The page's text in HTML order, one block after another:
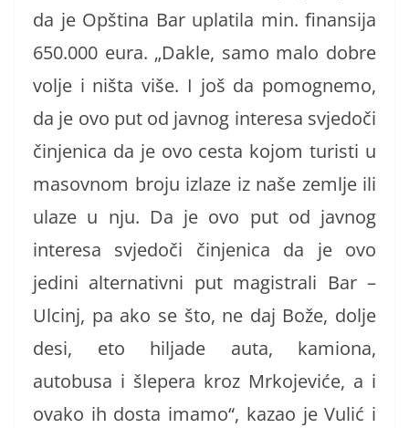
da je Opština Bar uplatila min. finansija
650.000 eura. „Dakle, samo malo dobre
volje i ništa više. I još da pomognemo,
da je ovo put od javnog interesa svjedoči
činjenica da je ovo cesta kojom turisti u
masovnom broju izlaze iz naše zemlje ili
ulaze u nju. Da je ovo put od javnog
interesa svjedoči činjenica da je ovo
jedini alternativni put magistrali Bar –
Ulcinj, pa ako se što, ne daj Bože, dolje
desi, eto hiljade auta, kamiona,
autobusa i šlepera kroz Mrkojeviće, a i
ovako ih dosta imamo“, kazao je Vulić i